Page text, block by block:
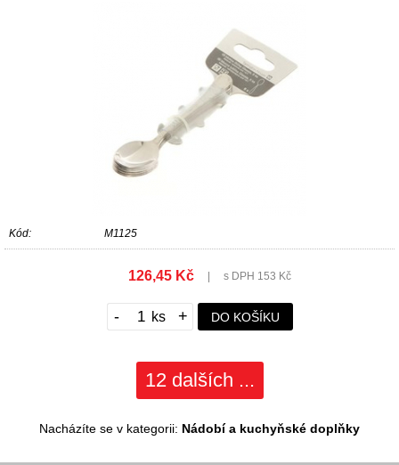
Kód: M1125
126,45 Kč s DPH 153 Kč
- + DO KOŠÍKU
12 dalších ...
Nacházíte se v kategorii: Nádobí a kuchyňské doplňky